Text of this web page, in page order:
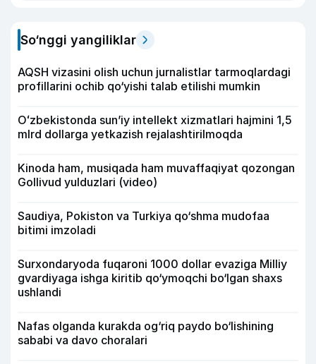
So‘nggi yangiliklar
AQSH vizasini olish uchun jurnalistlar tarmoqlardagi
profillarini ochib qo‘yishi talab etilishi mumkin
Oʻzbekistonda sunʼiy intellekt xizmatlari hajmini 1,5
mlrd dollarga yetkazish rejalashtirilmoqda
Kinoda ham, musiqada ham muvaffaqiyat qozongan
Gollivud yulduzlari (video)
Saudiya, Pokiston va Turkiya qo‘shma mudofaa
bitimi imzoladi
Surxondaryoda fuqaroni 1000 dollar evaziga Milliy
gvardiyaga ishga kiritib qo‘ymoqchi bo‘lgan shaxs
ushlandi
Nafas olganda kurakda og‘riq paydo bo‘lishining
sababi va davo choralari